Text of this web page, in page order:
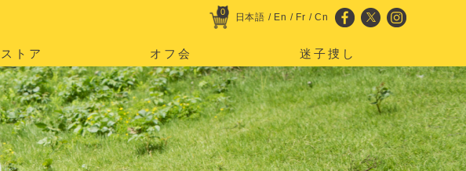
0 日本語 / En / Fr /Cn
ストア オフ会 迷子捜し